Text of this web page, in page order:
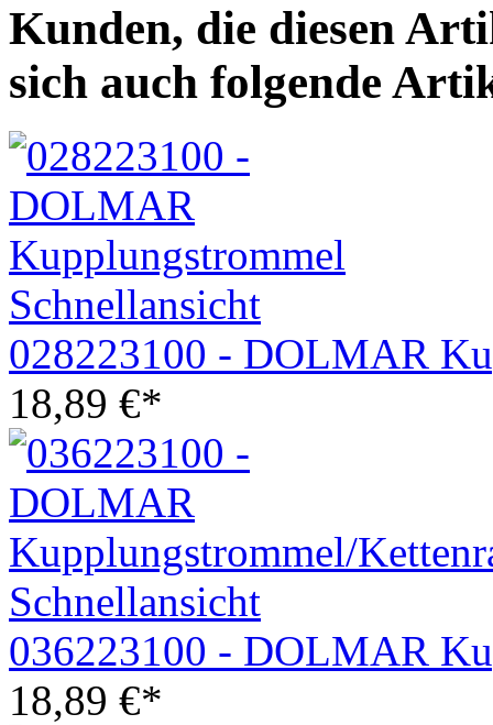
Kunden, die diesen
sich auch folgende
Schnellansicht
028223100 - DOLMAR
18,89 €*
Schnellansicht
036223100 - DOLMAR
18,89 €*